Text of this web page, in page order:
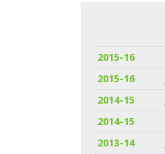
2015-16
2015-16
2014-15
2014-15
2013-14